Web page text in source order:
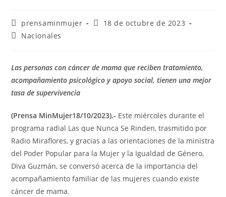
prensaminmujer
18 de octubre de 2023
Nacionales
Las personas con cáncer de mama que reciben tratamiento,
acompañamiento psicológico y apoyo social, tienen una mejor
tasa de supervivencia
(Prensa MinMujer18/10/2023).- Este miércoles durante el
programa radial Las que Nunca Se Rinden, trasmitido por
Radio Miraflores, y gracias a las orientaciones de la ministra
del Poder Popular para la Mujer y la Igualdad de Género,
Diva Guzmán, se conversó acerca de la importancia del
acompañamiento familiar de las mujeres cuando existe
cáncer de mama.